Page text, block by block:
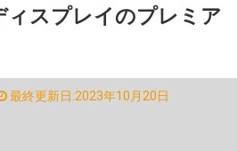
ィスプレイのプレミア
最終更新日:2023年10月20日